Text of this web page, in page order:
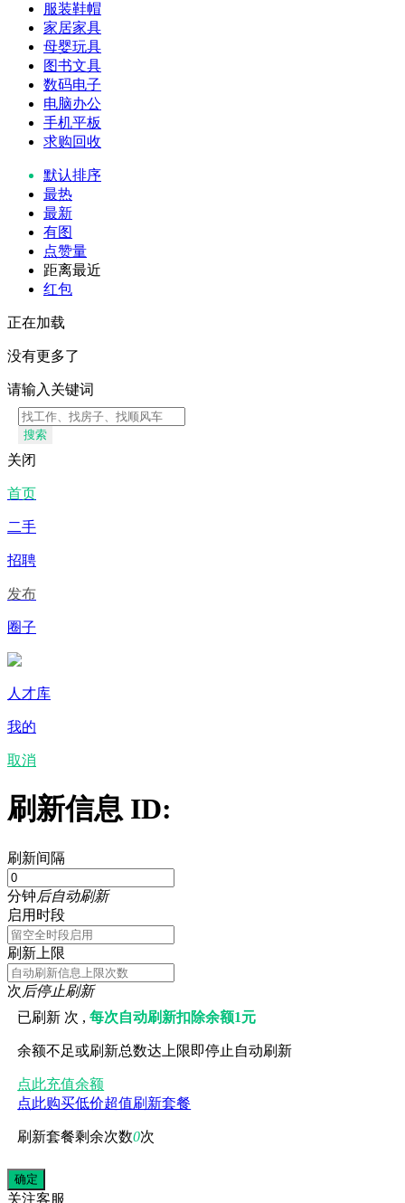
服装鞋帽
家居家具
母婴玩具
图书文具
数码电子
电脑办公
手机平板
求购回收
默认排序
最热
最新
有图
点赞量
距离最近
红包
正在加载
没有更多了
请输入关键词
搜索
关闭
首页
二手
招聘
发布
圈子
人才库
我的
取消
刷新信息 ID:
刷新间隔
分钟后自动刷新
启用时段
刷新上限
次后停止刷新
已刷新 次 ,每次自动刷新扣除余额1元
余额不足或刷新总数达上限即停止自动刷新
点此充值余额
点此购买低价超值刷新套餐
刷新套餐剩余次数0次
关注客服